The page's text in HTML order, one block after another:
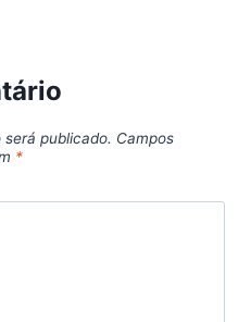
publicado. Campos
*